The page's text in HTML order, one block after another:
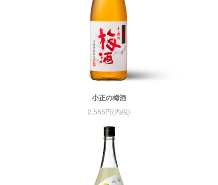
小正の梅酒
2,585円(内税)